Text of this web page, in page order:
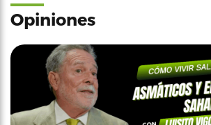
Opiniones